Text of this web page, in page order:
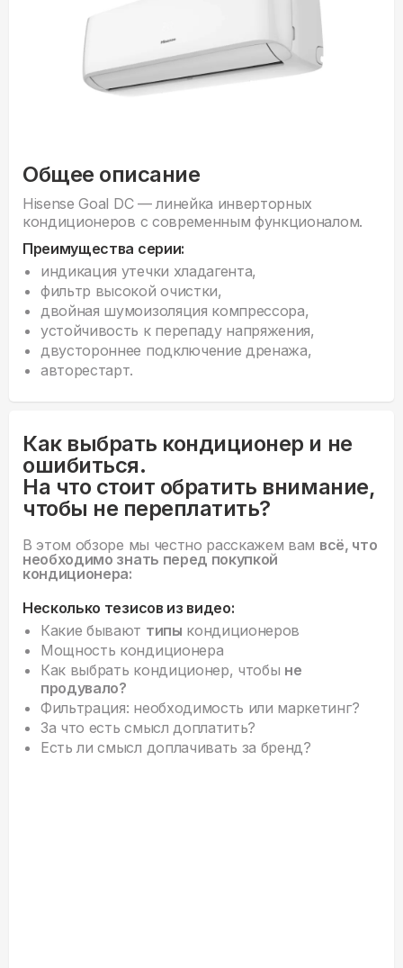
Общее описание
Hisense Goal DC — линейка инверторных
кондиционеров с современным функционалом.
Преимущества серии:
индикация утечки хладагента,
фильтр высокой очистки,
двойная шумоизоляция компрессора,
устойчивость к перепаду напряжения,
двустороннее подключение дренажа,
авторестарт.
Как выбрать кондиционер и не
ошибиться.
На что стоит обратить внимание,
чтобы не переплатить?
В этом обзоре мы честно расскажем вам всё, что
необходимо знать перед покупкой
кондиционера:
Несколько тезисов из видео:
Какие бывают типы кондиционеров
Мощность кондиционера
Как выбрать кондиционер, чтобы не
продувало?
Фильтрация: необходимость или маркетинг?
За что есть смысл доплатить?
Есть ли смысл доплачивать за бренд?